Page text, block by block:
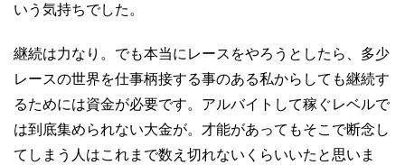
いう気持ちでした。
継続は力なり。でも本当にレースをやろうとしたら、多少
レースの世界を仕事柄接する事のある私からしても継続す
るためには資金が必要です。アルバイトして稼ぐレベルで
は到底集められない大金が。才能があってもそこで断念し
てしまう人はこれまで数え切れないくらいいたと思いま